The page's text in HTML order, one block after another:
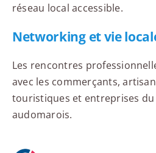
réseau local accessible.
Networking et vie
Les rencontres
avec les commerçants,
touristiques et entreprises
audomarois.